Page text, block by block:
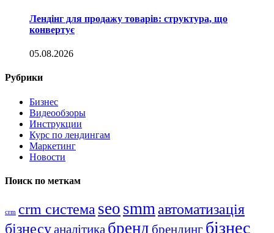
Лендінг для продажу товарів: структура, що
конвертує
05.08.2026
Рубрики
Бизнес
Видеообзоры
Инструкции
Курс по лендингам
Маркетинг
Новости
Поиск по меткам
crm crm система seo smmавтоматизація
бізнесуаналітика бренд брендинг бізнес